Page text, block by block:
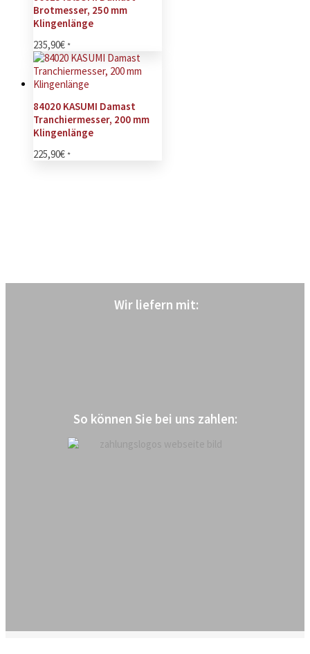
Brotmesser, 250 mm
Klingenlänge
235,90€ *
84020 KASUMI Damast
Tranchiermesser, 200 mm
Klingenlänge
225,90€ *
Wir liefern mit:
So können Sie bei uns zahlen: